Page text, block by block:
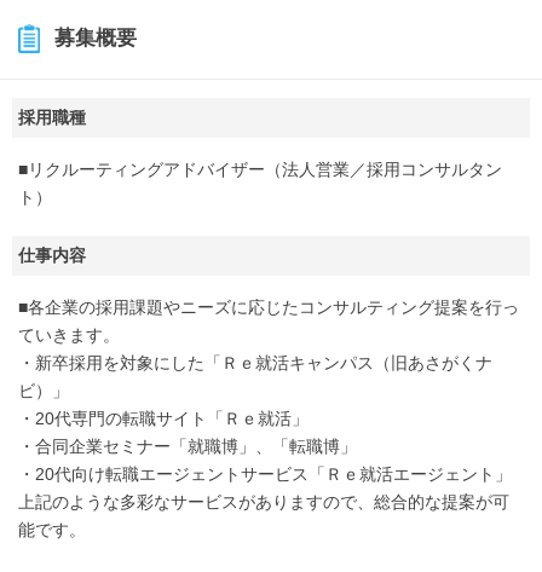
募集概要
採用職種
■リクルーティングアドバイザー（法人営業／採用コンサルタン
ト）
仕事内容
■各企業の採用課題やニーズに応じたコンサルティング提案を行っ
ていきます。
・新卒採用を対象にした「Ｒｅ就活キャンパス（旧あさがくナ
ビ）」
・20代専門の転職サイト「Ｒｅ就活」
・合同企業セミナー「就職博」、「転職博」
・20代向け転職エージェントサービス「Ｒｅ就活エージェント」
上記のような多彩なサービスがありますので、総合的な提案が可
能です。